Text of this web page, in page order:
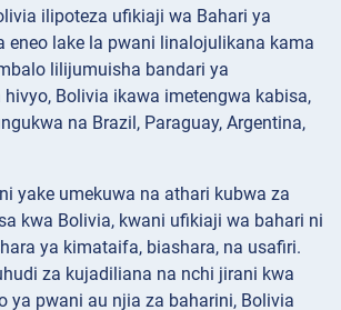
ilipoteza ufikiaji wa Bahari ya
eneo lake la pwani linalojulikana kama
lilijumuisha bandari ya
Bolivia ikawa imetengwa kabisa,
na Brazil, Paraguay, Argentina,
yake umekuwa na athari kubwa za
kwa Bolivia, kwani ufikiaji wa bahari ni
ya kimataifa, biashara, na usafiri.
za kujadiliana na nchi jirani kwa
ya pwani au njia za baharini, Bolivia